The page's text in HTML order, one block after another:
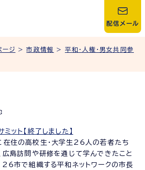
配信メール
ージ >市政情報 > 平和・人権・男女共同参
ット【終了しました】
住の高校生・大学生26人の若者たち
、広島訪問や研修を通じて学んできたこと
26市で組織する平和ネットワークの市長